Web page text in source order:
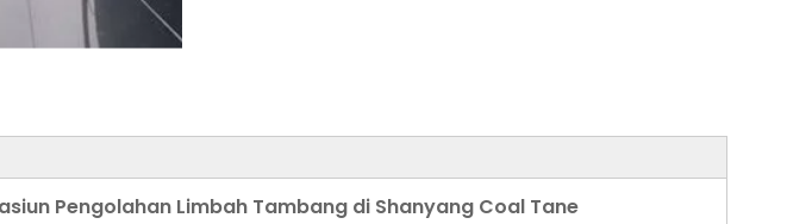
Pengolahan Limbah Tambang di Shanyang Coal Tane